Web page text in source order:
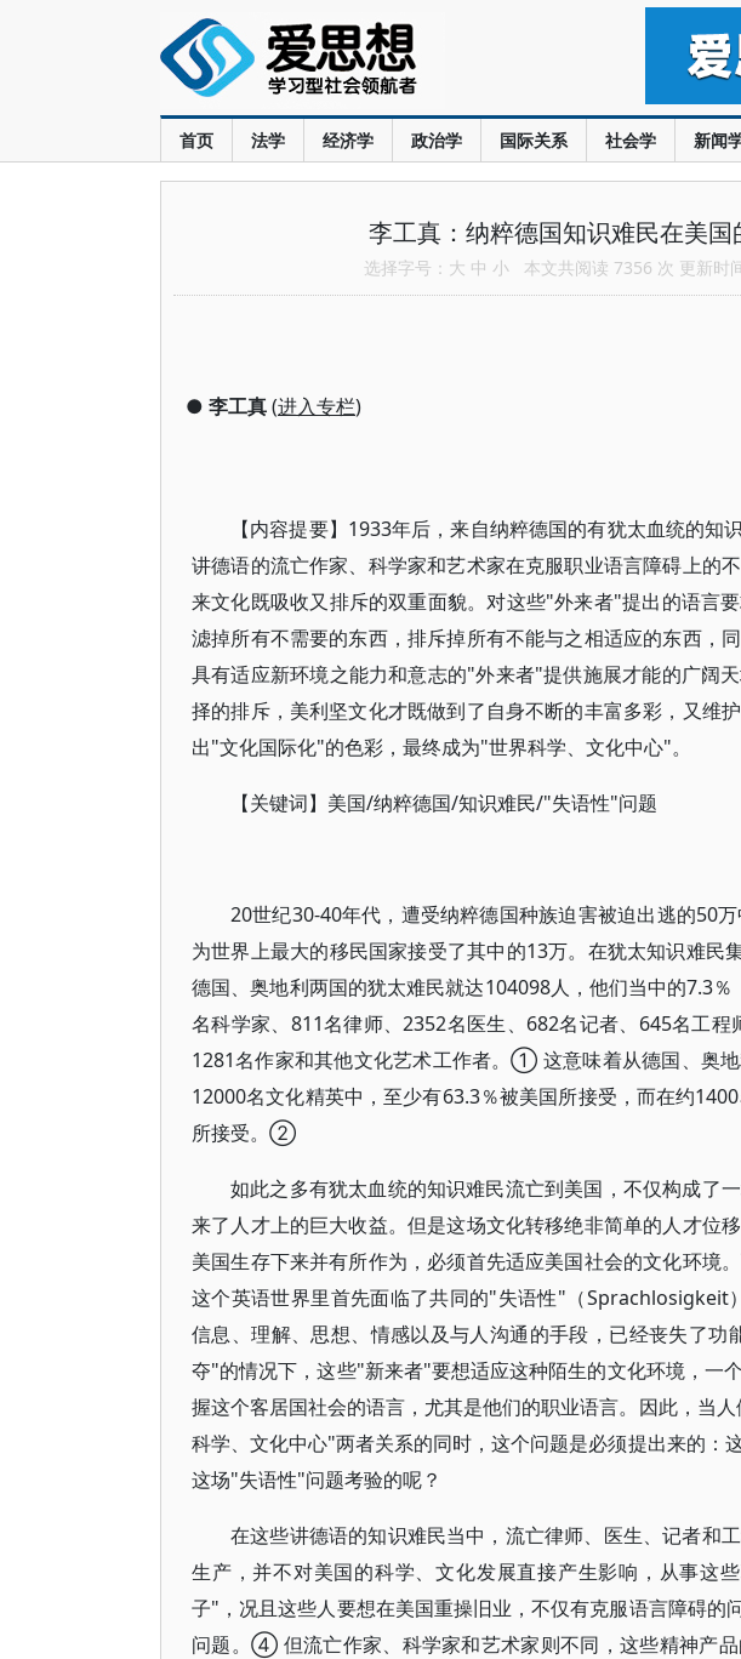
首页 法学 经济学 政治学 国际关系 社会学 新闻
李工真：纳粹德国知识难民在美
选择字号： 大 中 小 本文共阅读 7356 次 更新时
● 李工真(进入专栏)
【内容提要】1933年后，来自纳粹德国的有犹太血统的知
讲德语的流亡作家、科学家和艺术家在克服职业语言障碍上的
来文化既吸收又排斥的双重面貌。对这些"外来者"提出的语言
滤掉所有不需要的东西，排斥掉所有不能与之相适应的东西，
具有适应新环境之能力和意志的"外来者"提供施展才能的广阔
择的排斥，美利坚文化才既做到了自身不断的丰富多彩，又维
出"文化国际化"的色彩，最终成为"世界科学、文化中心"。
【关键词】美国/纳粹德国/知识难民/"失语性"问题
20世纪30-40年代，遭受纳粹德国种族迫害被迫出逃的50
为世界上最大的移民国家接受了其中的13万。在犹太知识难民
德国、奥地利两国的犹太难民就达104098人，他们当中的7.3
名科学家、811名律师、2352名医生、682名记者、645名工程
1281名作家和其他文化艺术工作者。① 这意味着从德国、奥
12000名文化精英中，至少有63.3％被美国所接受，而在约
所接受。②
如此之多有犹太血统的知识难民流亡到美国，不仅构成了
来了人才上的巨大收益。但是这场文化转移绝非简单的人才位
美国生存下来并有所作为，必须首先适应美国社会的文化环境
这个英语世界里首先面临了共同的"失语性"（Sprachlosigkeit
信息、理解、思想、情感以及与人沟通的手段，已经丧失了
夺"的情况下，这些"新来者"要想适应这种陌生的文化环境，一
握这个客居国社会的语言，尤其是他们的职业语言。因此，当
科学、文化中心"两者关系的同时，这个问题是必须提出来的：
这场"失语性"问题考验的呢？
在这些讲德语的知识难民当中，流亡律师、医生、记者和
生产，并不对美国的科学、文化发展直接产生影响，从事这
子"，况且这些人要想在美国重操旧业，不仅有克服语言障碍的
问题。④ 但流亡作家、科学家和艺术家则不同，这些精神产